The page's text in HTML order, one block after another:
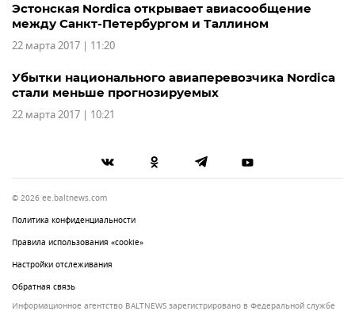
Эстонская Nordica открывает авиасообщение
между Санкт-Петербургом и Таллином
22 марта 2017 | 11:20
Убытки национального авиаперевозчика Nordica
стали меньше прогнозируемых
22 марта 2017 | 10:21
© 2026 ee.baltnews.com
Политика конфиденциальности
Правила использования «cookie»
Настройки отслеживания
Обратная связь
Информационное агентство BALTNEWS зарегистрировано в Федеральной службе